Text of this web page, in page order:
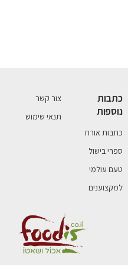
כתבות
נוספות
כתבות אורח
ספרי בישול
טעם עולמי
למקצוענים
צור קשר
תנאי שימוש